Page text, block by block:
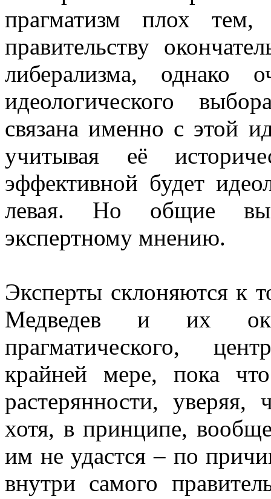
прагматизм плох
правительству
либерализма, однако
идеологического
связана именно с этой
учитывая её
эффективной будет
левая. Но общие
экспертному мнению.
Эксперты склоняются к
Медведев и их
прагматического,
крайней мере, пока
растерянности,
хотя, в принципе,
им не удастся – по
внутри самого